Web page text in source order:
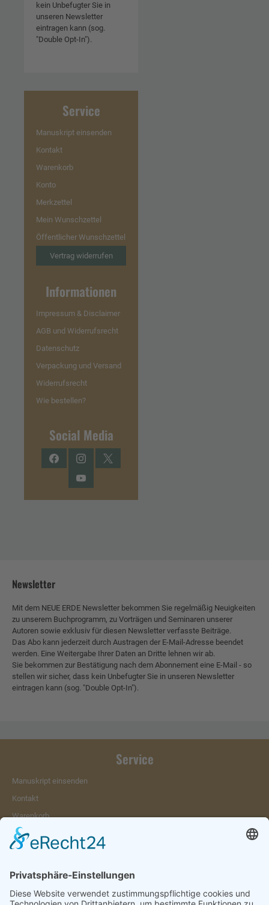
kein Unbefugter Sie in
unseren Newsletter
eintragen kann (sog.
"Double Opt-In").
Service
Manuskript einsenden
Kontakt
Warenkorb
Konto
Merkzettel
Mein Wunschzettel
Öffentlicher Wunschzettel
Vertrag widerrufen
Informationen
Impressum & Disclaimer
AGB und Widerrufsrecht
Datenschutz
Verpackung und Versand
Widerrufsrecht
Wie bestellen?
Social Media
FacebookInstagramTwitter
YouTube
Newsletter
Mit dem NEUE ERDE Newsletter bekommen Sie regelmäßig Neuigkeiten
zu unserem Buchprogramm, zu Vorträgen und Seminaren unserer
Autoren sowie exklusiv für diesen Newsletter verfasste Beiträge.
Das Abo kann jederzeit durch Austragen der E-Mail-Adresse beendet
werden. Eine Weitergabe Ihrer Daten an Dritte lehnen wir ab.
Sie bekommen zur Bestätigung nach dem Abonnement eine E-Mail - so
stellen wir sicher, dass kein Unbefugter Sie in unseren Newsletter
eintragen kann (sog. "Double Opt-In").
Service
Manuskript einsenden
Kontakt
Warenkorb
Konto
Merkzettel